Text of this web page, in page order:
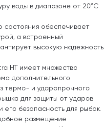
воды в диапазоне от 20°C
состояния обеспечивает
а встроенный
высокую надежность
HT имеет множество
дополнительного
термо- и ударопрочного
для защиты от ударов
безопасность для рыбок.
размещение